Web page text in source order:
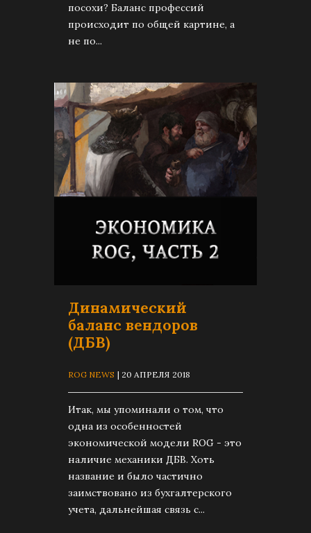
посохи? Баланс профессий
происходит по общей картине, а
не по...
Динамический
баланс вендоров
(ДБВ)
ROG NEWS | 20 АПРЕЛЯ 2018
Итак, мы упоминали о том, что
одна из особенностей
экономической модели ROG - это
наличие механики ДБВ. Хоть
название и было частично
заимствовано из бухгалтерского
учета, дальнейшая связь с...